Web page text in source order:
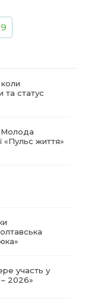
та статус
«Пульс життя»
участь у
2026»